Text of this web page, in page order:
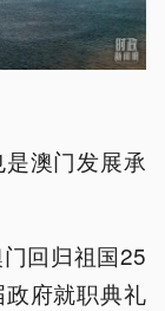
澳门发展承
回归祖国25
府就职典礼